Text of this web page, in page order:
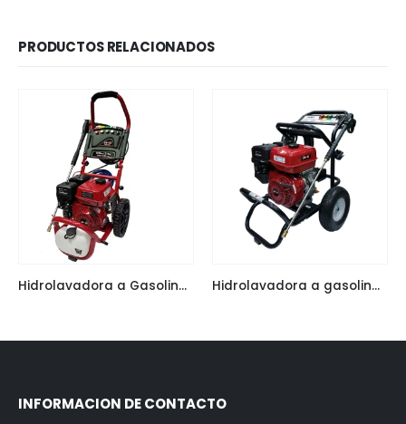
PRODUCTOS RELACIONADOS
Hidrolavadora a Gasolina Senci 214 Bar Hidrolavadora a gasolina Senci 305 Bar
INFORMACION DE CONTACTO